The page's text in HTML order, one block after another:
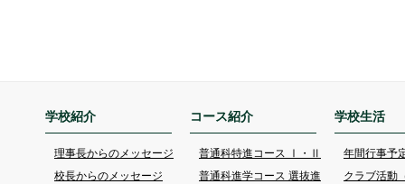
学校紹介
理事長からのメッセージ
校長からのメッセージ
コース紹介
普通科特進コース Ⅰ・Ⅱ
普通科進学コース 選抜進
学校生活
年間行事予
クラブ活動